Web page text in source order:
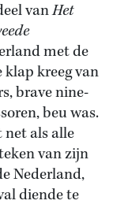
vanHet
met de
kreeg van
brave nine-
beu was.
net als alle
van zijn
Nederland,
diende te